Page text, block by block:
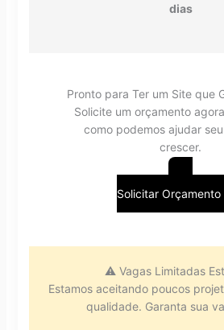
dias
Pronto para Ter um Site que
Solicite um orçamento
como podemos ajudar
crescer.
Solicitar Orçamento
⚠️ Vagas Limitadas
Estamos aceitando poucos
qualidade. Garanta sua